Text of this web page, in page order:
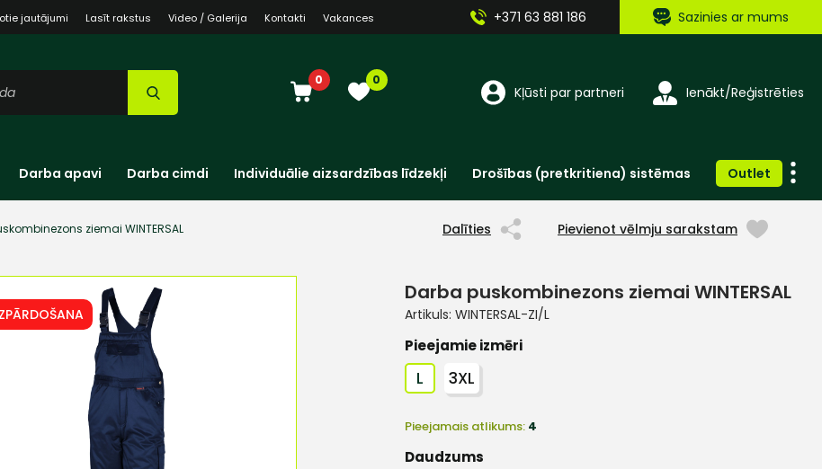
jautājumi Lasīt rakstus Video / Galerija Kontakti Vakances +371 63 881 186 Sazinies ar mums
0 0
Kļūsti par partneri Ienākt/Reģistrēties
Darba apavi Darba cimdi Individuālie aizsardzības līdzekļi Drošības (pretkritiena) sistēmas Outlet
ziemai WINTERSAL Dalīties Pievienot vēlmju sarakstam
Darba puskombinezons ziemai WINTERSAL
Artikuls: WINTERSAL-ZI/L
Pieejamie izmēri
L 3XL
Pieejamais atlikums: 4
Daudzums